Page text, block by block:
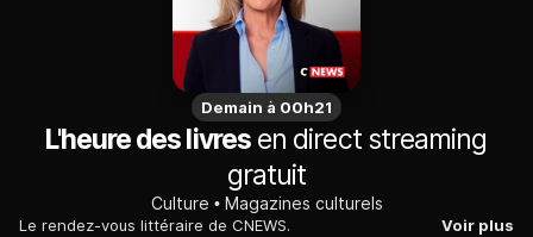
Demain à 00h21
L'heure des livresen direct streaming
gratuit
Culture Magazines culturels
Le rendez-vous littéraire de CNEWS. Voir plus